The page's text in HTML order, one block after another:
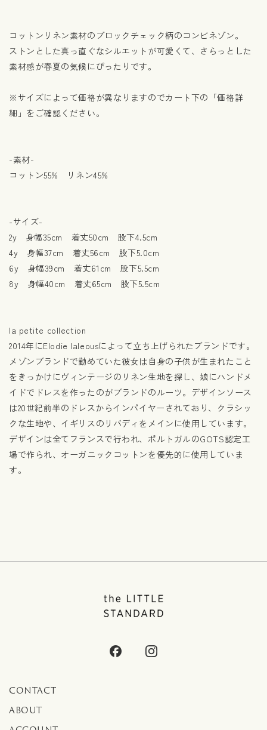
コットンリネン素材のブロックチェック柄のコンビネゾン。
ストンとした真っ直ぐなシルエットが可愛くて、さらっとした
素材感が春夏の気候にぴったりです。
※サイズによって価格が異なりますのでカート下の「価格詳
細」をご確認ください。
-素材-
コットン55% リネン45%
-サイズ-
2y 身幅35cm 着丈50cm 股下4.5cm
4y 身幅37cm 着丈56cm 股下5.0cm
6y 身幅39cm 着丈61cm 股下5.5cm
8y 身幅40cm 着丈65cm 股下5.5cm
la petite collection
2014年にElodie laleousによって立ち上げられたブランドです。
メゾンブランドで勤めていた彼女は自身の子供が生まれたこと
をきっかけにヴィンテージのリネン生地を探し、娘にハンドメ
イドでドレスを作ったのがブランドのルーツ。デザインソース
は20世紀前半のドレスからインパイヤーされており、クラシッ
クな生地や、イギリスのリバディをメインに使用しています。
デザインは全てフランスで行われ、ポルトガルのGOTS認定工
場で作られ、オーガニックコットンを優先的に使用していま
す。
CONTACT
ABOUT